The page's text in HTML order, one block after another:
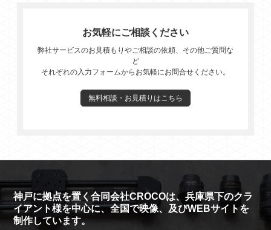
お気軽にご相談ください
弊社サービスのお見積もりやご相談の依頼、その他ご質問な
ど
それぞれの入力フォームからお気軽にお問合せください。
無料相談・お見積りはこちら
神戸に拠点を置く合同会社CROCOは、兵庫県下のクラ
イアント様を中心に、全国で映像、及びWEBサイトを
制作しています。